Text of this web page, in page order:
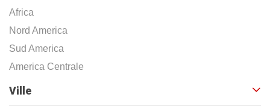
Africa
Nord America
Sud America
America Centrale
Ville